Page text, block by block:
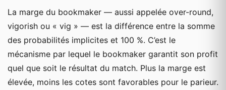
La marge du bookmaker — aussi appelée over-round,
vigorish ou « vig » — est la différence entre la somme
des probabilités implicites et 100 %. C’est le
mécanisme par lequel le bookmaker garantit son profit
quel que soit le résultat du match. Plus la marge est
élevée, moins les cotes sont favorables pour le parieur.